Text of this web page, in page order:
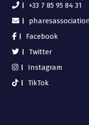
+33 7 85 95 84 31
Facebook
Twitter
Instagram
TikTok